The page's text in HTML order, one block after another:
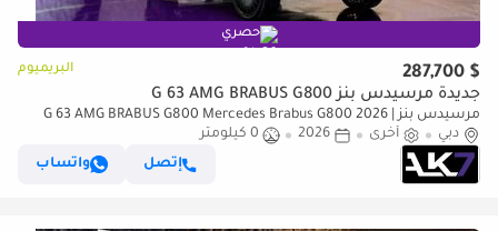
حصري
$ 287,700 البريميوم
جديدة مرسيدس بنز G 63 AMG BRABUS G800
مرسيدس بنز G 63 AMG BRABUS G800 Mercedes Brabus G800 2026 |
Finance available
دبي أخرى 2026
0 كيلومتر
إتصل
واتساب